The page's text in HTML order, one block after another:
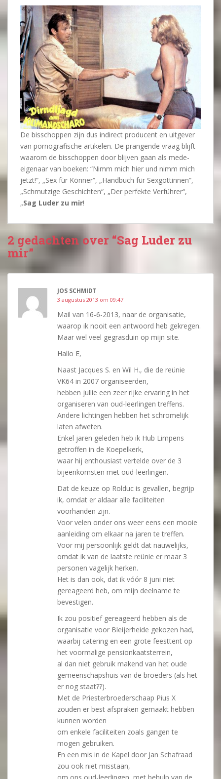
De bisschoppen zijn dus indirect producent en uitgever
van pornografische artikelen. De prangende vraag blijft
waarom de bisschoppen door blijven gaan als mede-
eigenaar van boeken: “Nimm mich hier und nimm mich
jetzt!“, „Sex für Könner“, „Handbuch für Sexgöttinnen“,
„Schmutzige Geschichten“, „Der perfekte Verführer“,
„Sag Luder zu mir!
2 gedachten over “Sag Luder zu
mir”
JOS SCHMIDT
3 augustus 2013 om 09:47
Mail van 16-6-2013, naar de organisatie,
waarop ik nooit een antwoord heb gekregen.
Maar wel veel gegrasduin op mijn site.
Hallo E,
Naast Jacques S. en Wil H., die de reünie
VK64 in 2007 organiseerden,
hebben jullie een zeer rijke ervaring in het
organiseren van oud-leerlingen treffens.
Andere lichtingen hebben het schromelijk
laten afweten.
Enkel jaren geleden heb ik Hub Limpens
getroffen in de Koepelkerk,
waar hij enthousiast vertelde over de 3
bijeenkomsten met oud-leerlingen.
Dat de keuze op Rolduc is gevallen, begrijp
ik, omdat er aldaar alle faciliteiten
voorhanden zijn.
Voor velen onder ons weer eens een mooie
aanleiding om elkaar na jaren te treffen.
Voor mij persoonlijk geldt dat nauwelijks,
omdat ik van de laatste reünie er maar 3
personen vagelijk herken.
Het is dan ook, dat ik vóór 8 juni niet
gereageerd heb, om mijn deelname te
bevestigen.
Ik zou positief gereageerd hebben als de
organisatie voor Bleijerheide gekozen had,
waarbij catering en een grote feesttent op
het voormalige pensionkaatsterrein,
al dan niet gebruik makend van het oude
gemeenschapshuis van de broeders (als het
er nog staat??).
Met de Priesterbroederschaap Pius X
zouden er best afspraken gemaakt hebben
kunnen worden
om enkele faciliteiten zoals gangen te
mogen gebruiken.
En een mis in de Kapel door Jan Schafraad
zou ook niet misstaan,